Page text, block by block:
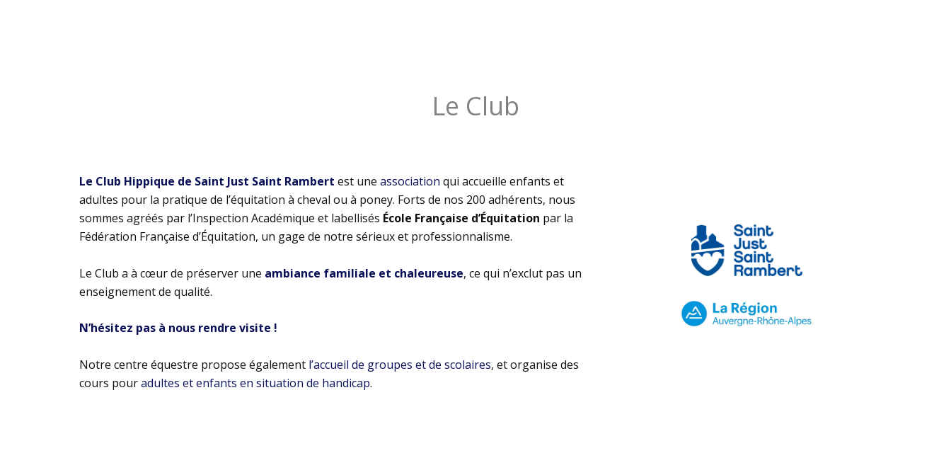
Le Club
Le Club Hippique de Saint Just Saint Rambert est une association qui accueille enfants et
adultes pour la pratique de l’équitation à cheval ou à poney. Forts de nos 200 adhérents, nous
sommes agréés par l’Inspection Académique et labellisés École Française d’Équitation par la
Fédération Française d’Équitation, un gage de notre sérieux et professionnalisme.
Le Club a à cœur de préserver une ambiance familiale et chaleureuse, ce qui n’exclut pas un
enseignement de qualité.
N’hésitez pas à nous rendre visite !
Notre centre équestre propose également l’accueil de groupes et de scolaires, et organise des
cours pouradultes et enfants en situation de handicap.